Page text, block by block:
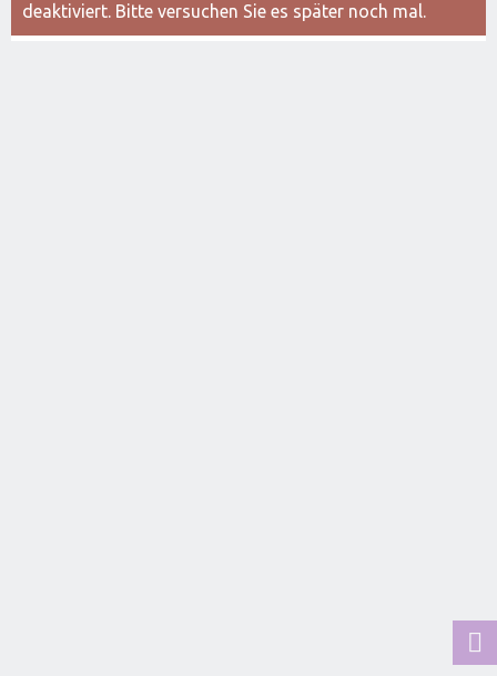
deaktiviert. Bitte versuchen Sie es später noch mal.